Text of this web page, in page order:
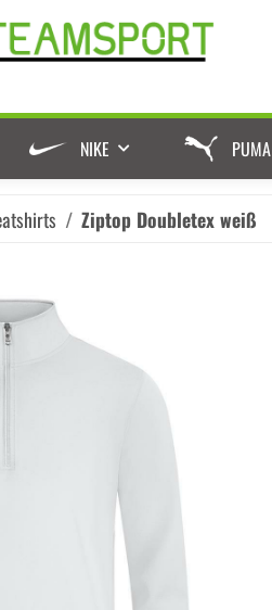
NIKE PUMA
Ziptop Doubletex weiß